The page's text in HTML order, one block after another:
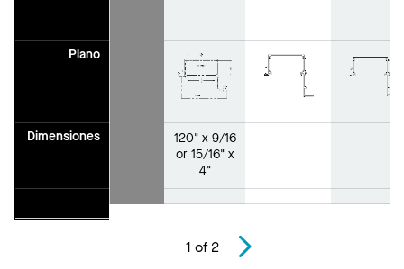
Plano
Dimensiones
120" x 9/16
or 15/16" x
4"
1 of2